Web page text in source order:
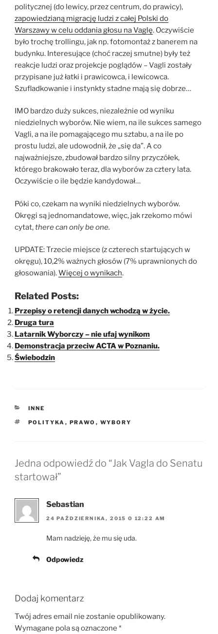
politycznej (do lewicy, przez centrum, do prawicy),
zapowiedzianą migrację ludzi z całej Polski do
Warszawy w celu oddania głosu na Vaglę. Oczywiście
było trochę trollingu, jak np. fotomontaż z banerem na
budynku. Interesujące (choć raczej smutne) były też
reakcje ludzi oraz projekcje poglądów – Vagli zostały
przypisane już łatki i prawicowca, i lewicowca.
Szufladkowanie i instynkty stadne mają się dobrze…
IMO bardzo duży sukces, niezależnie od wyniku
niedzielnych wyborów. Nie wiem, na ile sukces samego
Vagli, a na ile pomagającego mu sztabu, a na ile po
prostu ludzi, ale udowodnił, że „się da”. A co
najważniejsze, zbudował bardzo silny przyczółek,
którego brakowało teraz, dla wyborów za cztery lata.
Oczywiście o ile będzie kandydował…
Póki co, czekam na wyniki niedzielnych wyborów.
Okręgi są jednomandatowe, więc, jak rzekomo mówi
cytat,there can only be one.
UPDATE: Trzecie miejsce (z czterech startujących w
okręgu), 10,2% ważnych głosów (7% uprawnionych do
głosowania).Więcej o wynikach.
Related Posts:
Przepisy o retencji danych wchodzą w życie.
Druga tura
Latarnik Wyborczy – nie ufaj wynikom
Demonstracja przeciw ACTA w Poznaniu.
Świebodzin
KATEGORIE
INNE
TAGI
POLITYKA , PRAWO , WYBORY
Jedna odpowiedź do “Jak Vagla do Senatu
startował”
Sebastian
24 PAŹDZIERNIKA, 2015 O 12:22 AM
Mam nadzieję, że mu się uda.
Odpowiedz
Dodaj komentarz
Twój adres email nie zostanie opublikowany.
Wymagane pola są oznaczone *